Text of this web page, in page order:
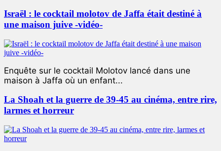
Israël : le cocktail molotov de Jaffa était destiné à
une maison juive -vidéo-
Enquête sur le cocktail Molotov lancé dans une
maison à Jaffa où un enfant...
La Shoah et la guerre de 39-45 au cinéma, entre rire,
larmes et horreur